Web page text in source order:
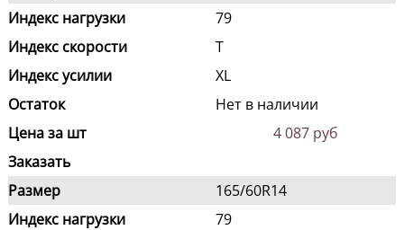
Индекс нагрузки
79
Индекс скорости
T
Индекс усилии
XL
Остаток
Нет в наличии
Цена за шт
4 087 руб
Заказать
Размер
165/60R14
Индекс нагрузки
79